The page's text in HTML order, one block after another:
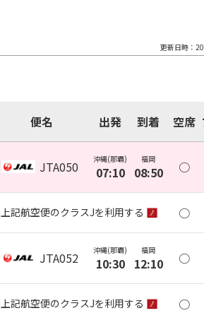
更新日時：
便名 出発 到着 空席
JTA050 沖縄(那覇)
07:10
福岡
08:50 ○
上記航空便のクラスJを利用する ○
JTA052 沖縄(那覇)
10:30
福岡
12:10 ○
上記航空便のクラスJを利用する ○